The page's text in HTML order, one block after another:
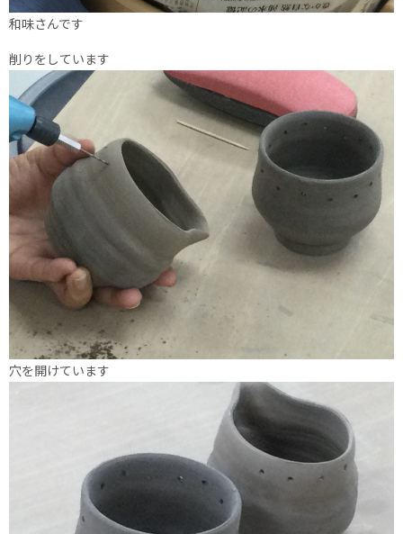
和味さんです
削りをしています
穴を開けています